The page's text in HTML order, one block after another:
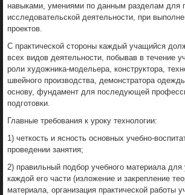
навыками, умениями по данным разделам для
исследовательской деятельности, при
проектов.
С практической стороны каждый учащийся
всех видов деятельности, побывав в течение
роли художника-модельера, конструктора,
швейного производства, демонстратора
основу, фундамент для последующей
подготовки.
Главные требования к уроку технологии:
1) четкость и ясность основных учебно-
проведении занятия;
2) правильный подбор учебного материала
каждой его части (изложение и закрепление
материала, организация практической работы